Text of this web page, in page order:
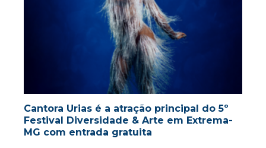
Cantora Urias é a atração principal do 5º
Festival Diversidade & Arte em Extrema-
MG com entrada gratuita